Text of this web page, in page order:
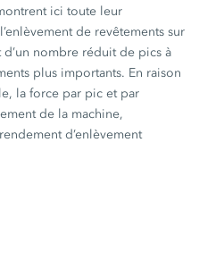
ici toute leur
de revêtements sur
nombre réduit de pics à
plus importants. En raison
la force par pic et par
de la machine,
d’enlèvement